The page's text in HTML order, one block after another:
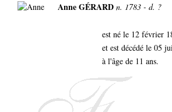
Anne GÉRARD n. 1783 - d. ?
est né le 12 février
et est décédé le 05
à l'âge de 11 ans.